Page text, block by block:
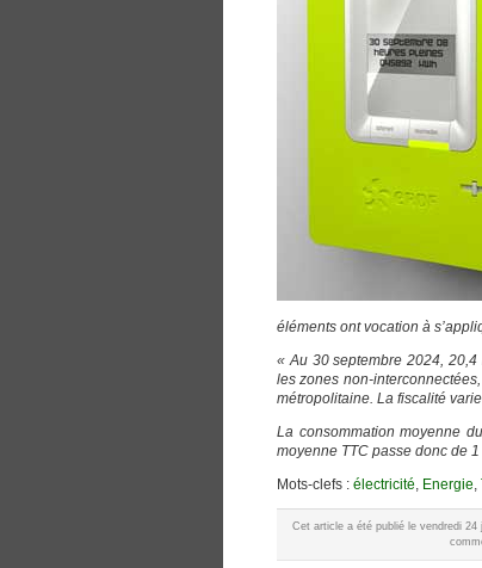
éléments ont vocation à
« Au 30 septembre 2024,
les zones non-
métropolitaine. La fiscalité
La consommation moyenne
moyenne TTC passe donc de
Mots-clefs : électricité, Energie,
Cet article a été publié le vendredi